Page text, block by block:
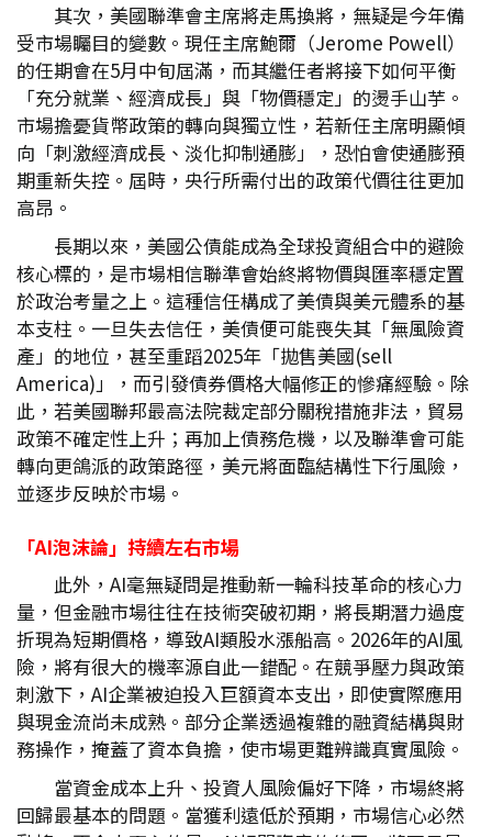
其次，美國聯準會主席將走馬換將，無疑是今年備
受市場矚目的變數。現任主席鮑爾（Jerome Powell）
的任期會在5月中旬屆滿，而其繼任者將接下如何平衡
「充分就業、經濟成長」與「物價穩定」的燙手山芋。
市場擔憂貨幣政策的轉向與獨立性，若新任主席明顯傾
向「刺激經濟成長、淡化抑制通膨」，恐怕會使通膨預
期重新失控。屆時，央行所需付出的政策代價往往更加
高昂。
長期以來，美國公債能成為全球投資組合中的避險
核心標的，是市場相信聯準會始終將物價與匯率穩定置
於政治考量之上。這種信任構成了美債與美元體系的基
本支柱。一旦失去信任，美債便可能喪失其「無風險資
產」的地位，甚至重蹈2025年「拋售美國(sell
America)」，而引發債券價格大幅修正的慘痛經驗。除
此，若美國聯邦最高法院裁定部分關稅措施非法，貿易
政策不確定性上升；再加上債務危機，以及聯準會可能
轉向更鴿派的政策路徑，美元將面臨結構性下行風險，
並逐步反映於市場。
「AI泡沫論」持續左右市場
此外，AI毫無疑問是推動新一輪科技革命的核心力
量，但金融市場往往在技術突破初期，將長期潛力過度
折現為短期價格，導致AI類股水漲船高。2026年的AI風
險，將有很大的機率源自此一錯配。在競爭壓力與政策
刺激下，AI企業被迫投入巨額資本支出，即使實際應用
與現金流尚未成熟。部分企業透過複雜的融資結構與財
務操作，掩蓋了資本負擔，使市場更難辨識真實風險。
當資金成本上升、投資人風險偏好下降，市場終將
回歸最基本的問題。當獲利遠低於預期，市場信心必然